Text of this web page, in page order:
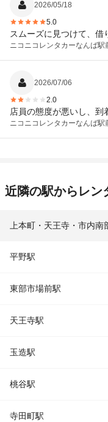
2026/05/18
5.0
スムーズに見つけて、借
ニコニコレンタカーなんば駅
2026/07/06
2.0
店員の態度が悪いし、到
ニコニコレンタカーなんば駅
近隣の駅からレン
上本町・天王寺・市内
平野駅
東部市場前駅
天王寺駅
玉造駅
桃谷駅
寺田町駅